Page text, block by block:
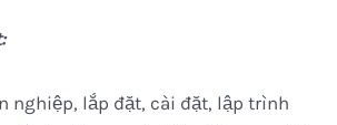
nghiệp, lắp đặt, cài đặt, lập trình